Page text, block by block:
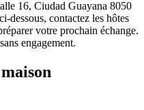
16, Ciudad Guayana 8050
dessous, contactez les hôtes
votre prochain échange.
engagement.